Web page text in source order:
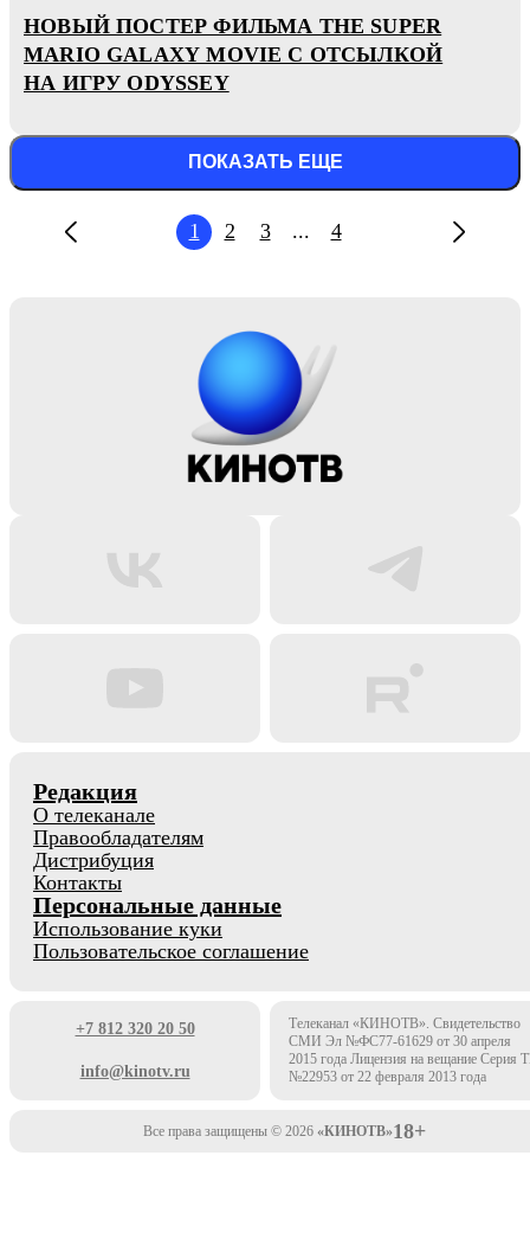
НОВЫЙ ПОСТЕР ФИЛЬМА THE SUPER
MARIO GALAXY MOVIE С ОТСЫЛКОЙ
НА ИГРУ ODYSSEY
ПОКАЗАТЬ ЕЩЕ
1 2 3 ... 4
Редакция
О телеканале
Правообладателям
Дистрибуция
Контакты
Персональные данные
Использование куки
Пользовательское соглашение
+7 812 320 20 50
info@kinotv.ru
Телеканал «КИНОТВ». Свидетельство
СМИ Эл №ФС77-61629 от 30 апреля
2015 года Лицензия на вещание Серия
№22953 от 22 февраля 2013 года
Все права защищены © 2026 «КИНОТВ»18+